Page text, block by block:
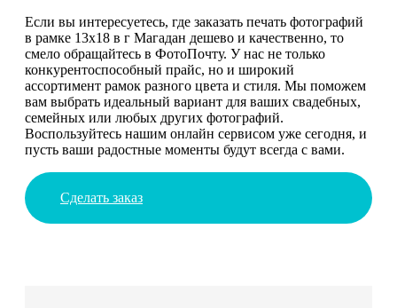
Если вы интересуетесь, где заказать печать фотографий
в рамке 13х18 в г Магадан дешево и качественно, то
смело обращайтесь в ФотоПочту. У нас не только
конкурентоспособный прайс, но и широкий
ассортимент рамок разного цвета и стиля. Мы поможем
вам выбрать идеальный вариант для ваших свадебных,
семейных или любых других фотографий.
Воспользуйтесь нашим онлайн сервисом уже сегодня, и
пусть ваши радостные моменты будут всегда с вами.
Сделать заказ